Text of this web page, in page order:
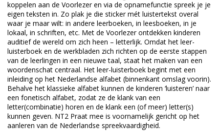
koppelen aan de Voorlezer en via de opnamefunctie spreek je je
eigen teksten in. Zo plak je die sticker mét luistertekst overal
waar je maar wilt: in andere leerboeken, in leesboeken, in je
lokaal, in schriften, etc. Met de Voorlezer ontdekken kinderen
auditief de wereld om zich heen – letterlijk. Omdat het leer-
luisterboek en de werkbladen zich richten op de eerste stappen
van de leerlingen in een nieuwe taal, staat het maken van een
woordenschat centraal. Het leer-luisterboek begint met een
inleiding op het Nederlandse alfabet (binnenkant omslag voorin).
Behalve het klassieke alfabet kunnen de kinderen ‘luisteren’ naar
een fonetisch alfabet, zodat ze de klank van een
letter(combinatie) horen en de klank een (of meer) letter(s)
kunnen geven. NT2 Praat mee is voornamelijk gericht op het
aanleren van de Nederlandse spreekvaardigheid.